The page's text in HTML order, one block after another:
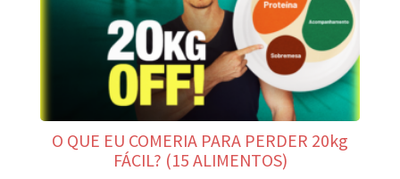
O QUE EU COMERIA PARA PERDER 20kg
FÁCIL? (15 ALIMENTOS)